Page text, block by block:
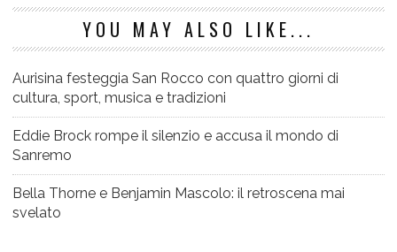
YOU MAY ALSO LIKE...
Aurisina festeggia San Rocco con quattro giorni di
cultura, sport, musica e tradizioni
Eddie Brock rompe il silenzio e accusa il mondo di
Sanremo
Bella Thorne e Benjamin Mascolo: il retroscena mai
svelato